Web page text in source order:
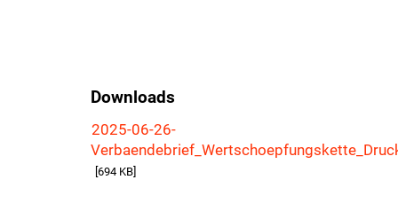
Downloads
2025-06-26-
[694 KB]